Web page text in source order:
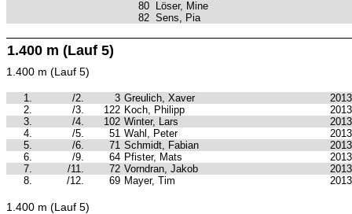
80
Löser, Mine
82 Sens, Pia
1.400 m (Lauf 5)
1.400 m (Lauf 5)
1. /2. 3 Greulich, Xaver
2013
2.
/3. 122 Koch, Philipp
2013
3.
/4. 102 Winter, Lars
2013
4.
/5. 51 Wahl, Peter
2013
5.
/6. 71 Schmidt, Fabian
2013
6.
/9. 64 Pfister, Mats
2013
7.
/11. 72 Vorndran, Jakob
2013
8.
/12. 69 Mayer, Tim 2013
1.400 m (Lauf 5)